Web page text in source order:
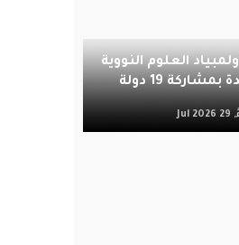
العلوم النووية